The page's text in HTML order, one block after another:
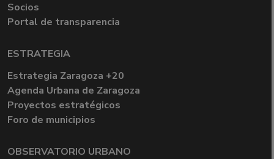
Socios
Portal de transparencia
ESTRATEGIA
Estrategia Zaragoza +20
Agenda Urbana de Zaragoza
Proyectos estratégicos
Foro de municipios
OBSERVATORIO URBANO